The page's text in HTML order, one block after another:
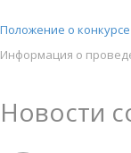
Положение о конкурсе
Информация о
Новости